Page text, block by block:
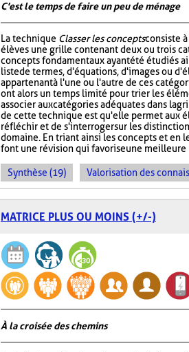
C'est le temps de faire un peu de ménage
La technique Classer les conceptsconsiste
élèves une grille contenant deux ou trois
concepts fondamentaux ayant été étudiés
liste de termes, d'équations, d'images ou
appartenant à l'une ou l'autre de ces
ont alors un temps limité pour trier les
associer aux catégories adéquates dans la
de cette technique est qu'elle permet aux
réfléchir et de s'interroger sur les
domaine. En triant ainsi les concepts et en
font une révision qui favorise une
Synthèse (19) Valorisation des
MATRICE PLUS OU MOINS (+/-)
À la croisée des chemins